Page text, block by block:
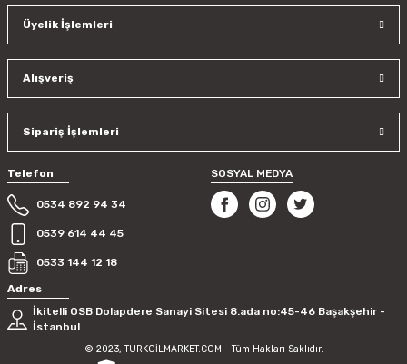
Üyelik İşlemleri
Alışveriş
Sipariş İşlemleri
Telefon
0534 892 94 34
0539 614 44 45
0533 144 12 18
SOSYAL MEDYA
Adres
İkitelli OSB Dolapdere Sanayi Sitesi 8.ada no:45-46 Başakşehir -
İstanbul
© 2023, TURKOİLMARKET.COM - Tüm Hakları Saklıdır.